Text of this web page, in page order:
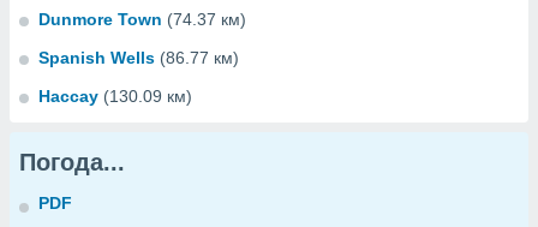
Dunmore Town (74.37 км)
Spanish Wells (86.77 км)
Нассау (130.09 км)
Погода...
PDF